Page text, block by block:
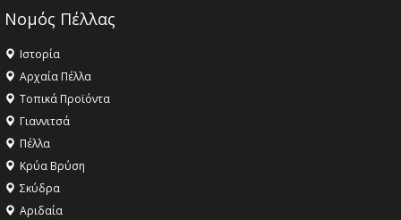
Νομός Πέλλας
Ιστορία
Αρχαία Πέλλα
Τοπικά Προϊόντα
Γιαννιτσά
Πέλλα
Κρύα Βρύση
Σκύδρα
Αριδαία